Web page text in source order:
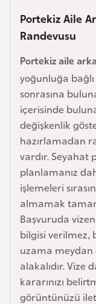
Portekiz Aile
Randevusu
Portekiz aile
yoğunluğa
sonrasına
içerisinde
değişkenlik
hazırlamadan
vardır. Seyahat
planlamanız
işlemeleri
almamak
Başvuruda
bilgisi verilmez,
uzama meydan
alakalıdır. Vize
kararınızı
görüntünüzü
n
g
l
d
e
ş
B
e
l
a
r
u
s
B
e